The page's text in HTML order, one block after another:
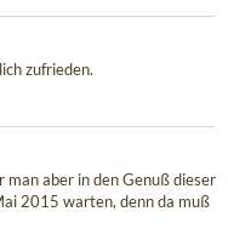
zufrieden.
man aber in den Genuß dieser
2015 warten, denn da muß